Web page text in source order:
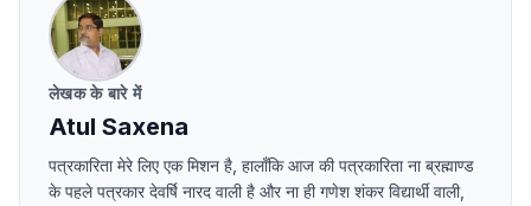
लेखक के बारे में
Atul Saxena
पत्रकारिता मेरे लिए एक मिशन है, हालाँकि आज की पत्रकारिता ना ब्रह्माण्ड
के पहले पत्रकार देवर्षि नारद वाली है और ना ही गणेश शंकर विद्यार्थी वाली,